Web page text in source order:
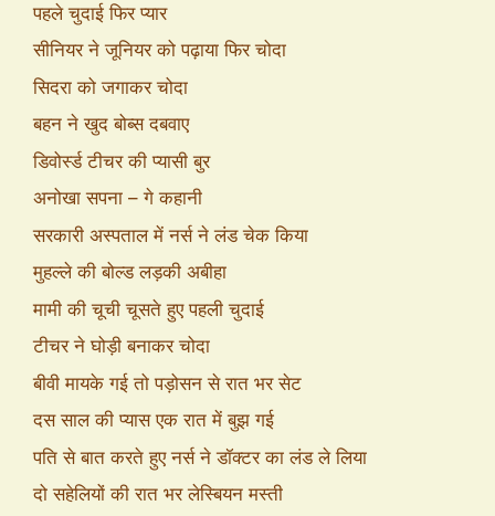
पहले चुदाई फिर प्यार
सीनियर ने जूनियर को पढ़ाया फिर चोदा
सिदरा को जगाकर चोदा
बहन ने खुद बोब्स दबवाए
डिवोर्स्ड टीचर की प्यासी बुर
अनोखा सपना – गे कहानी
सरकारी अस्पताल में नर्स ने लंड चेक किया
मुहल्ले की बोल्ड लड़की अबीहा
मामी की चूची चूसते हुए पहली चुदाई
टीचर ने घोड़ी बनाकर चोदा
बीवी मायके गई तो पड़ोसन से रात भर सेट
दस साल की प्यास एक रात में बुझ गई
पति से बात करते हुए नर्स ने डॉक्टर का लंड ले लिया
दो सहेलियों की रात भर लेस्बियन मस्ती